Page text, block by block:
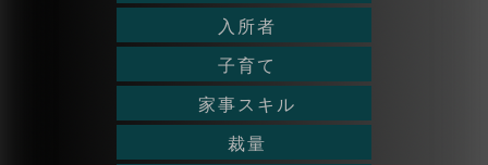
入所者
子育て
家事スキル
裁量